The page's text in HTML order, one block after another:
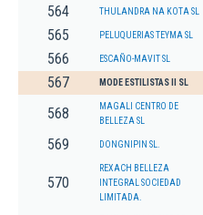
564 THULANDRA NA KOTA SL
565 PELUQUERIAS TEYMA SL
566 ESCAÑO-MAVIT SL
567 MODE ESTILISTAS II SL
568
MAGALI CENTRO DE
BELLEZA SL
569 DONGNIPIN SL.
570
REXACH BELLEZA
INTEGRAL SOCIEDAD
LIMITADA.